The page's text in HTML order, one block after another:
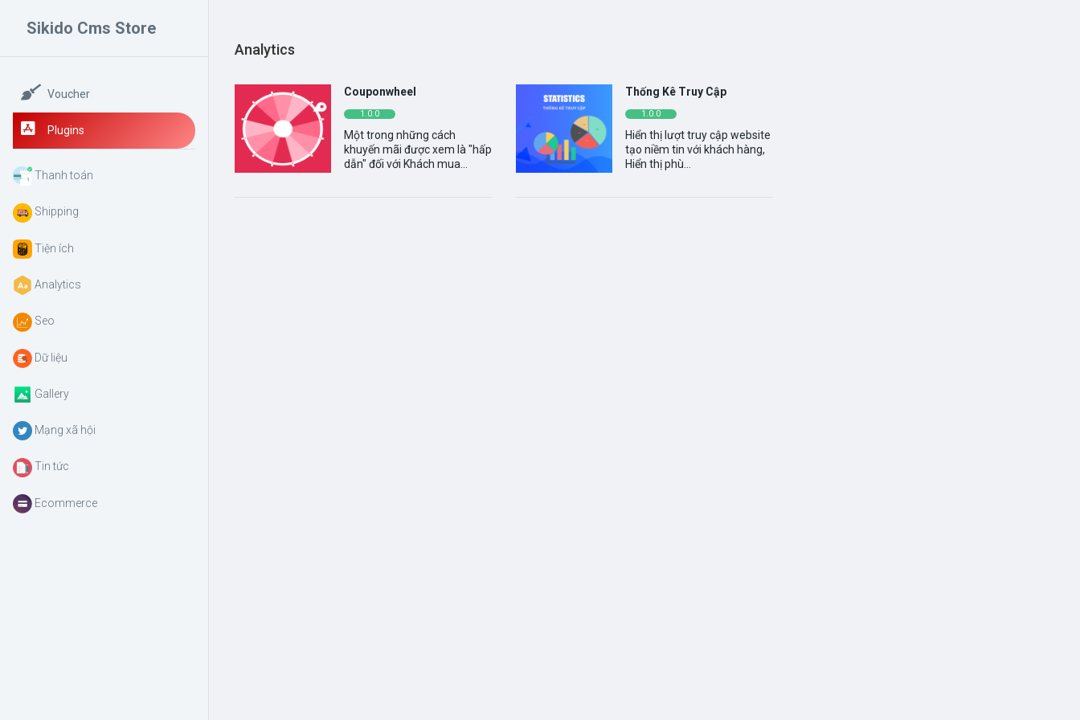
Sikido Cms Store
Voucher
Plugins
Thanh toán
Shipping
Tiện ích
Analytics
Seo
Dữ liệu
Gallery
Mạng xã hội
Tin tức
Ecommerce
Analytics
Couponwheel
1.0.0
Một trong những cách
khuyến mãi được xem là "hấp
dẫn" đối với Khách mua...
Thống Kê Truy Cập
1.0.0
Hiển thị lượt truy cập website
tạo niềm tin với khách hàng,
Hiển thị phù...